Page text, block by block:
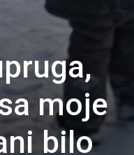
moje
bilo